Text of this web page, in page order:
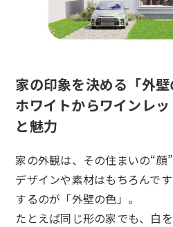
家の印象を決める「外
ホワイトからワインレ
と魅力
家の外観は、その住まいの“顔
デザインや素材はもちろんで
するのが「外壁の色」。
たとえば同じ形の家でも、白